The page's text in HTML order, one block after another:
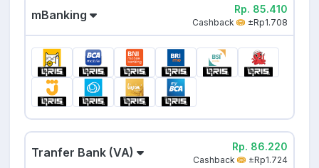
mBanking Rp. 85.410
Cashback ±Rp1.708
Tranfer Bank (VA) Rp. 86.220
Cashback ±Rp1.724